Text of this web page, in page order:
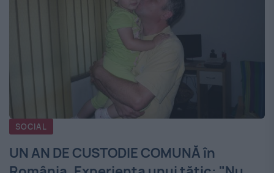
SOCIAL
UN AN DE CUSTODIE COMUNĂ în